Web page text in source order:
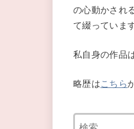
の心動かされ
て綴っていま
私自身の作品
略歴はこちら